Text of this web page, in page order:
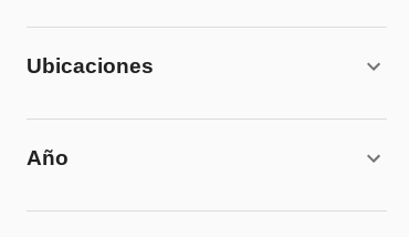
Ubicaciones
Año